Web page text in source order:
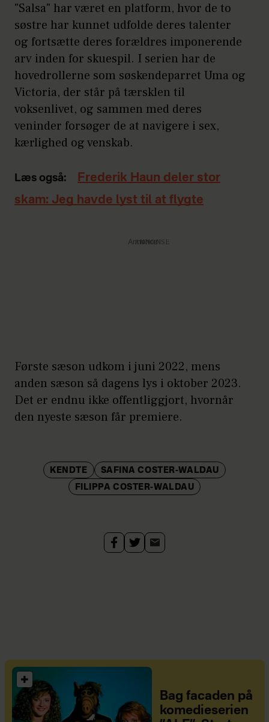
"Salsa" har været en platform, hvor de to
søstre har kunnet udfolde deres talenter
og fortsætte deres forældres imponerende
arv inden for skuespil. I serien har de
hovedrollerne som søskendeparret Uma og
Victoria, der står på tærsklen til
voksenlivet, og sammen med deres
veninder forsøger de at navigere i sex,
kærlighed og venskab.
Læs også:
Frederik Haun deler stor
skam: Jeg havde lyst til at flygte
Annonce
Første sæson udkom i juni 2022, mens
anden sæson så dagens lys i oktober 2023.
Det er endnu ikke offentliggjort, hvornår
den nyeste sæson får premiere.
KENDTE
SAFINA COSTER-WALDAU
FILIPPA COSTER-WALDAU
Bag facaden på
komedieserien